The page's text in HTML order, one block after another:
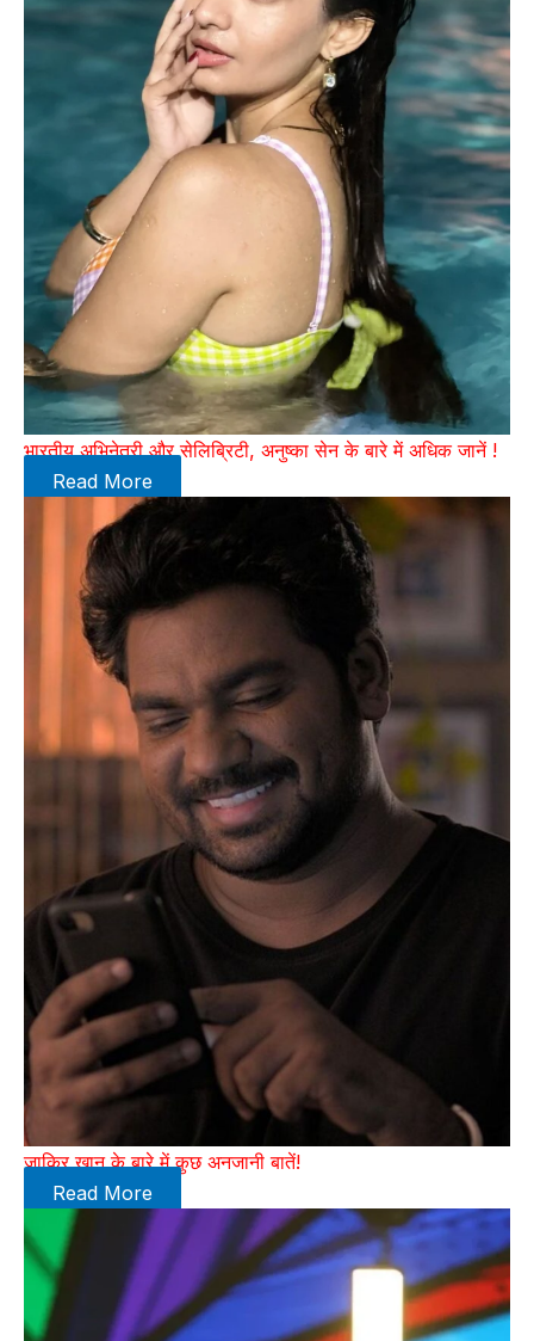
भारतीय अभिनेत्री और सेलिब्रिटी, अनुष्का सेन के बारे में अधिक जानें !
Read More
जाकिर खान के बारे में कुछ अनजानी बातें!
Read More